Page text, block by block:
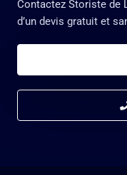
Contactez Storiste de
d’un devis gratuit et